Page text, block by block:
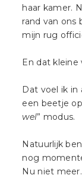
haar kamer.
rand van ons
mijn rug
En dat kleine
Dat voel ik in
een beetje
wel” modus.
Natuurlijk
nog
Nu niet